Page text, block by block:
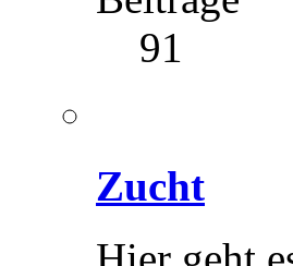
91
Zucht